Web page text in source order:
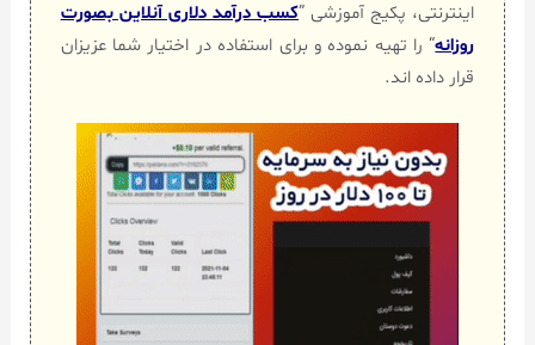
اینترنتی، پکیج آموزشی ”کسب درآمد دلاری آنلاین بصورت
روزانه“ را تهیه نموده و برای استفاده در اختیار شما عزیزان
قرار داده اند.